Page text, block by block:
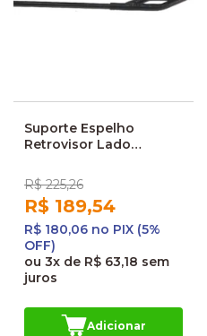
Suporte Espelho
Retrovisor Lado
Millennium Mondego II
R$ 225,26
R$ 189,54
R$ 180,06 no PIX (5%
OFF)
ou 3x de R$ 63,18 sem
juros
Adicionar